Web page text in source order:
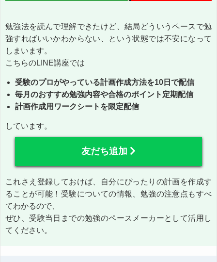
勉強法を読んで理解できたけど、結局どういうペースで勉
強すればいいかわからない、という状態では不安になって
しまいます。
こちらのLINE講座では
受験のプロがやっている計画作成方法を10日で配信
毎月のおすすめ勉強内容や合格のポイント定期配信
計画作成用ワークシートを限定配信
しています。
友だち追加
これさえ登録しておけば、自分にぴったりの計画を作成す
ることが可能！受験についての情報、勉強の注意点もすべ
てわかるので、
ぜひ、受験当日までの勉強のペースメーカーとして活用し
てください。